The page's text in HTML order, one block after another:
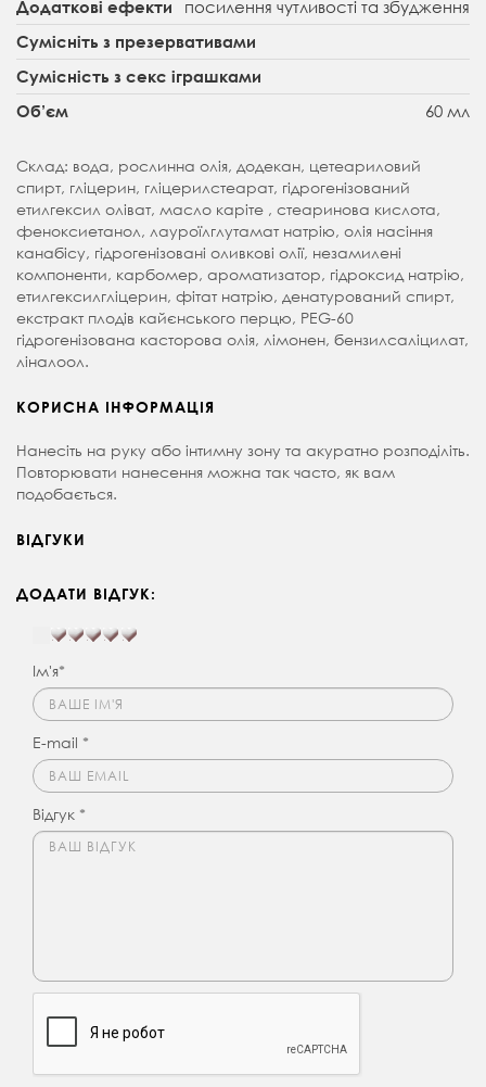
Додаткові ефекти посилення чутливості та збудження
Сумісніть з презервативами
Сумісність з секс іграшками
Об’єм
60 мл
Склад: вода, рослинна олія, додекан, цетеариловий
спирт, гліцерин, гліцерилстеарат, гідрогенізований
етилгексил оліват, масло каріте , стеаринова кислота,
феноксиетанол, лауроїлглутамат натрію, олія насіння
канабісу, гідрогенізовані оливкові олії, незамилені
компоненти, карбомер, ароматизатор, гідроксид натрію,
етилгексилгліцерин, фітат натрію, денатурований спирт,
екстракт плодів кайєнського перцю, PEG-60
гідрогенізована касторова олія, лімонен, бензилсаліцилат,
ліналоол.
КОРИСНА ІНФОРМАЦІЯ
Нанесіть на руку або інтимну зону та акуратно розподіліть.
Повторювати нанесення можна так часто, як вам
подобається.
ВІДГУКИ
ДОДАТИ ВІДГУК:
Ім'я*
E-mail *
Відгук *